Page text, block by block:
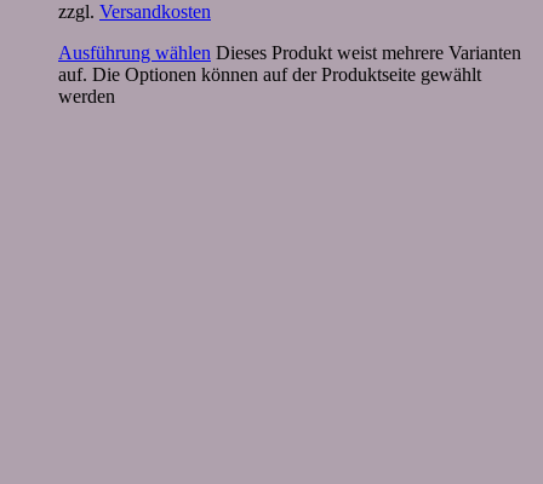
zzgl. Versandkosten
Ausführung wählen Dieses Produkt weist mehrere Varianten
auf. Die Optionen können auf der Produktseite gewählt
werden